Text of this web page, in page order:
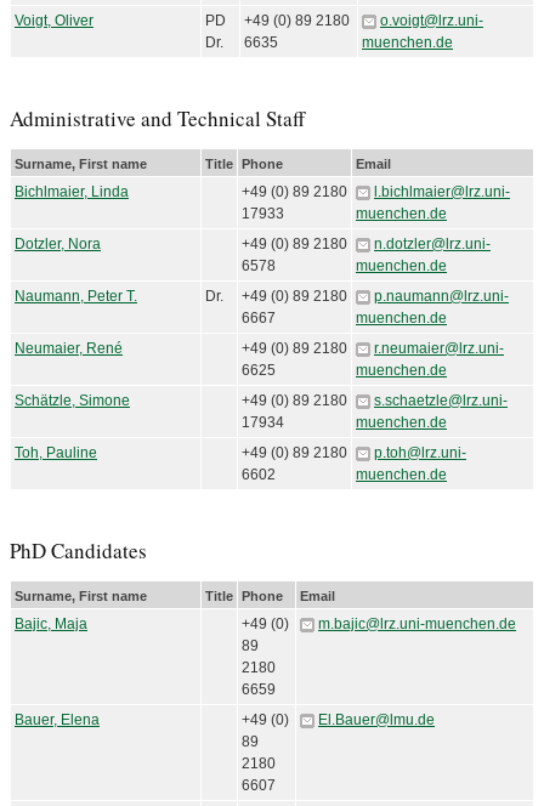
Voigt, Oliver
PD
Dr.
+49 (0) 89 2180
6635
o.voigt@lrz.uni-
muenchen.de
Administrative and Technical Staff
Surname, First name Title Phone Email
Bichlmaier, Linda
+49 (0) 89 2180
17933
l.bichlmaier@lrz.uni-
muenchen.de
Dotzler, Nora
+49 (0) 89 2180
6578
n.dotzler@lrz.uni-
muenchen.de
Naumann, Peter T.
Dr.
+49 (0) 89 2180
6667
p.naumann@lrz.uni-
muenchen.de
Neumaier, René
+49 (0) 89 2180
6625
r.neumaier@lrz.uni-
muenchen.de
Schätzle, Simone
+49 (0) 89 2180
17934
s.schaetzle@lrz.uni-
muenchen.de
Toh, Pauline
+49 (0) 89 2180
6602
p.toh@lrz.uni-
muenchen.de
PhD Candidates
Surname, First name Title Phone Email
Bajic, Maja
+49 (0)
89
2180
6659
m.bajic@lrz.uni-muenchen.de
Bauer, Elena
+49 (0)
89
2180
6607
El.Bauer@lmu.de